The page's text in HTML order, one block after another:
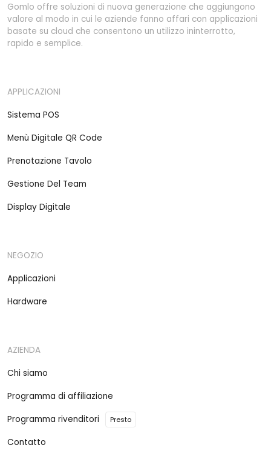
Gomlo offre soluzioni di nuova generazione che aggiungono
valore al modo in cui le aziende fanno affari con applicazioni
basate su cloud che consentono un utilizzo ininterrotto,
rapido e semplice.
APPLICAZIONI
Sistema POS
Menù Digitale QR Code
Prenotazione Tavolo
Gestione Del Team
Display Digitale
NEGOZIO
Applicazioni
Hardware
AZIENDA
Chi siamo
Programma di affiliazione
Programma rivenditori
Presto
Contatto